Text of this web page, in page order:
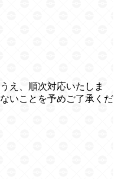
え、順次対応いたしま
いことを予めご了承くだ